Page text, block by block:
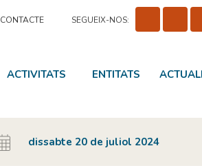
CONTACTE SEGUEIX-NOS:
ACTIVITATS ENTITATS
dissabte 20 de juliol 2024